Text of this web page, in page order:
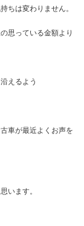
ちは変わりません。
思っている金額より
えるよう
車が最近よくお声を
います。